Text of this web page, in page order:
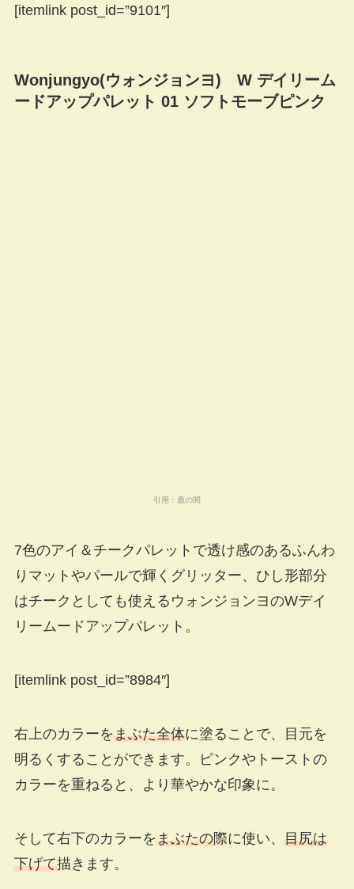
[itemlink post_id=”9101″]
Wonjungyo(ウォンジョンヨ) W デイリーム
ードアップパレット 01 ソフトモーブピンク
引用： 鹿の間
7色のアイ＆チークパレットで透け感のあるふんわ
りマットやパールで輝くグリッター、ひし形部分
はチークとしても使えるウォンジョンヨのWデイ
リームードアップパレット。
[itemlink post_id=”8984″]
右上のカラーをまぶた全体に塗ることで、目元を
明るくすることができます。ピンクやトーストの
カラーを重ねると、より華やかな印象に。
そして右下のカラーをまぶたの際に使い、 目尻は
下げて描きます。